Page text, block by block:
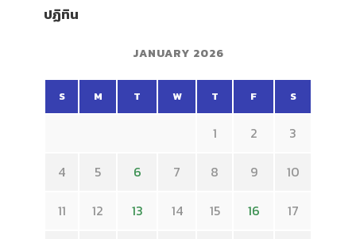
ปฏิทิน
JANUARY 2026
S M T W T F S
1 2 3
4 5 6 7 8 9 10
11 12 13 14 15 16 17